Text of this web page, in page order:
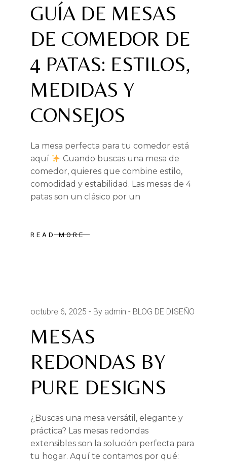
GUÍA DE MESAS
DE COMEDOR DE
4 PATAS: ESTILOS,
MEDIDAS Y
CONSEJOS
La mesa perfecta para tu comedor está
aquí
Cuando buscas una mesa de
comedor, quieres que combine estilo,
comodidad y estabilidad. Las mesas de 4
patas son un clásico por un
READ MORE
octubre 6, 2025 By admin BLOG DE DISEÑO
MESAS
REDONDAS BY
PURE DESIGNS
¿Buscas una mesa versátil, elegante y
práctica? Las mesas redondas
extensibles son la solución perfecta para
tu hogar. Aquí te contamos por qué: